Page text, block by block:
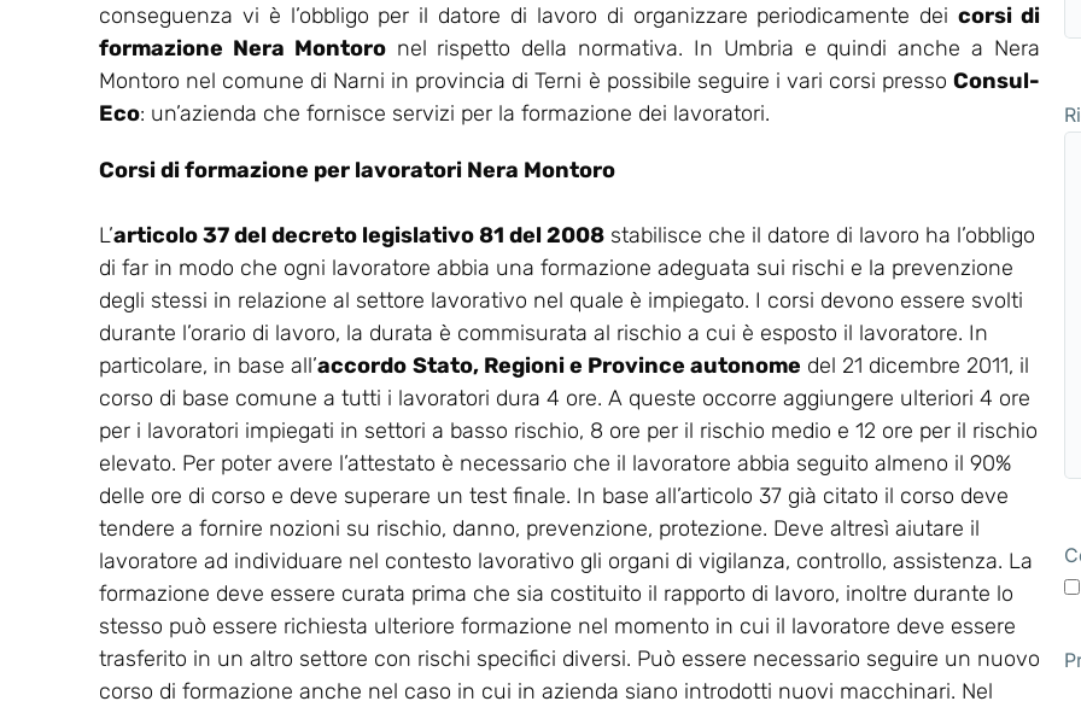
conseguenza vi è l’obbligo per il datore di lavoro di organizzare periodicamente deicorsi di
formazione Nera Montoronel rispetto della normativa. In Umbria e quindi anche a Nera
Montoro nel comune di Narni in provincia di Terni è possibile seguire i vari corsi presso Consul-
Eco: un’azienda che fornisce servizi per la formazione dei lavoratori.
Corsi di formazione per lavoratori Nera Montoro
L’articolo 37 del decreto legislativo 81 del 2008 stabilisce che il datore di lavoro ha l’obbligo
di far in modo che ogni lavoratore abbia una formazione adeguata sui rischi e la prevenzione
degli stessi in relazione al settore lavorativo nel quale è impiegato. I corsi devono essere svolti
durante l’orario di lavoro, la durata è commisurata al rischio a cui è esposto il lavoratore. In
particolare, in base all’accordo Stato, Regioni e Province autonome del 21 dicembre 2011, il
corso di base comune a tutti i lavoratori dura 4 ore. A queste occorre aggiungere ulteriori 4 ore
per i lavoratori impiegati in settori a basso rischio, 8 ore per il rischio medio e 12 ore per il rischio
elevato. Per poter avere l’attestato è necessario che il lavoratore abbia seguito almeno il 90%
delle ore di corso e deve superare un test finale. In base all’articolo 37 già citato il corso deve
tendere a fornire nozioni su rischio, danno, prevenzione, protezione. Deve altresì aiutare il
lavoratore ad individuare nel contesto lavorativo gli organi di vigilanza, controllo, assistenza. La
formazione deve essere curata prima che sia costituito il rapporto di lavoro, inoltre durante lo
stesso può essere richiesta ulteriore formazione nel momento in cui il lavoratore deve essere
trasferito in un altro settore con rischi specifici diversi. Può essere necessario seguire un nuovo
corso di formazione anche nel caso in cui in azienda siano introdotti nuovi macchinari. Nel